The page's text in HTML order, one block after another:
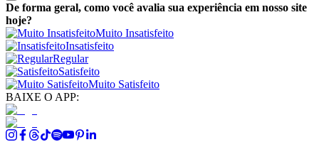
De forma geral, como você avalia sua experiência em nosso site
hoje?
Muito Insatisfeito
Insatisfeito
Regular
Satisfeito
Muito Satisfeito
BAIXE O APP: